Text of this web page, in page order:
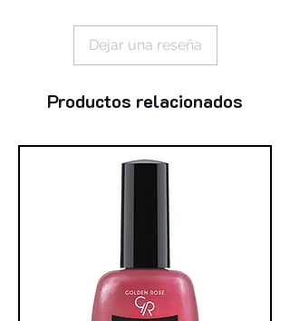
Dejar una reseña
Productos relacionados